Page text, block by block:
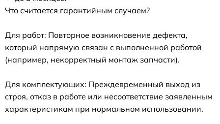
Что считается гарантийным случаем?
Для работ: Повторное возникновение дефекта,
который напрямую связан с выполненной работой
(например, некорректный монтаж запчасти).
Для комплектующих: Преждевременный выход из
строя, отказ в работе или несоответствие заявленным
характеристикам при нормальном использовании.